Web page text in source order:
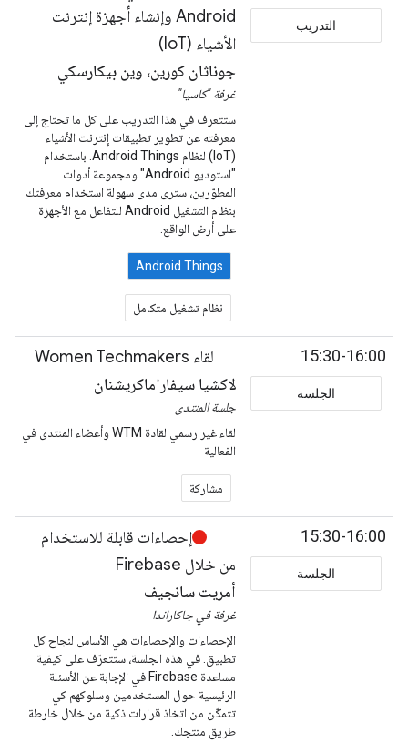
التدريب
Android وإنشاء أجهزة إنترنت
الأشياء (IoT)
جوناثان كورين، وين بيكارسكي
غرفة "كاسيا"
ستتعرف في هذا التدريب على كل ما تحتاج إلى
معرفته عن تطوير تطبيقات إنترنت الأشياء
(IoT) لنظام Android Things. باستخدام
"استوديو Android" ومجموعة أدوات
المطوّرين، سترى مدى سهولة استخدام معرفتك
بنظام التشغيل Android للتفاعل مع الأجهزة
على أرض الواقع.
Android Things
نظام تشغيل متكامل
15:30-16:00
الجلسة
لقاء Women Techmakers
لاكشيا سيفاراماكريشنان
جلسة المنتدى
لقاء غير رسمي لقادة WTM وأعضاء المنتدى في
الفعالية
مشاركة
15:30-16:00
الجلسة
إحصاءات قابلة للاستخدام
من خلال Firebase
أمريت سانجيف
غرفة في جاكاراندا
الإحصاءات والإحصاءات هي الأساس لنجاح كل
تطبيق. في هذه الجلسة، ستتعرّف على كيفية
مساعدة Firebase في الإجابة عن الأسئلة
الرئيسية حول المستخدمين وسلوكهم كي
تتمكّن من اتخاذ قرارات ذكية من خلال خارطة
طريق منتجك.